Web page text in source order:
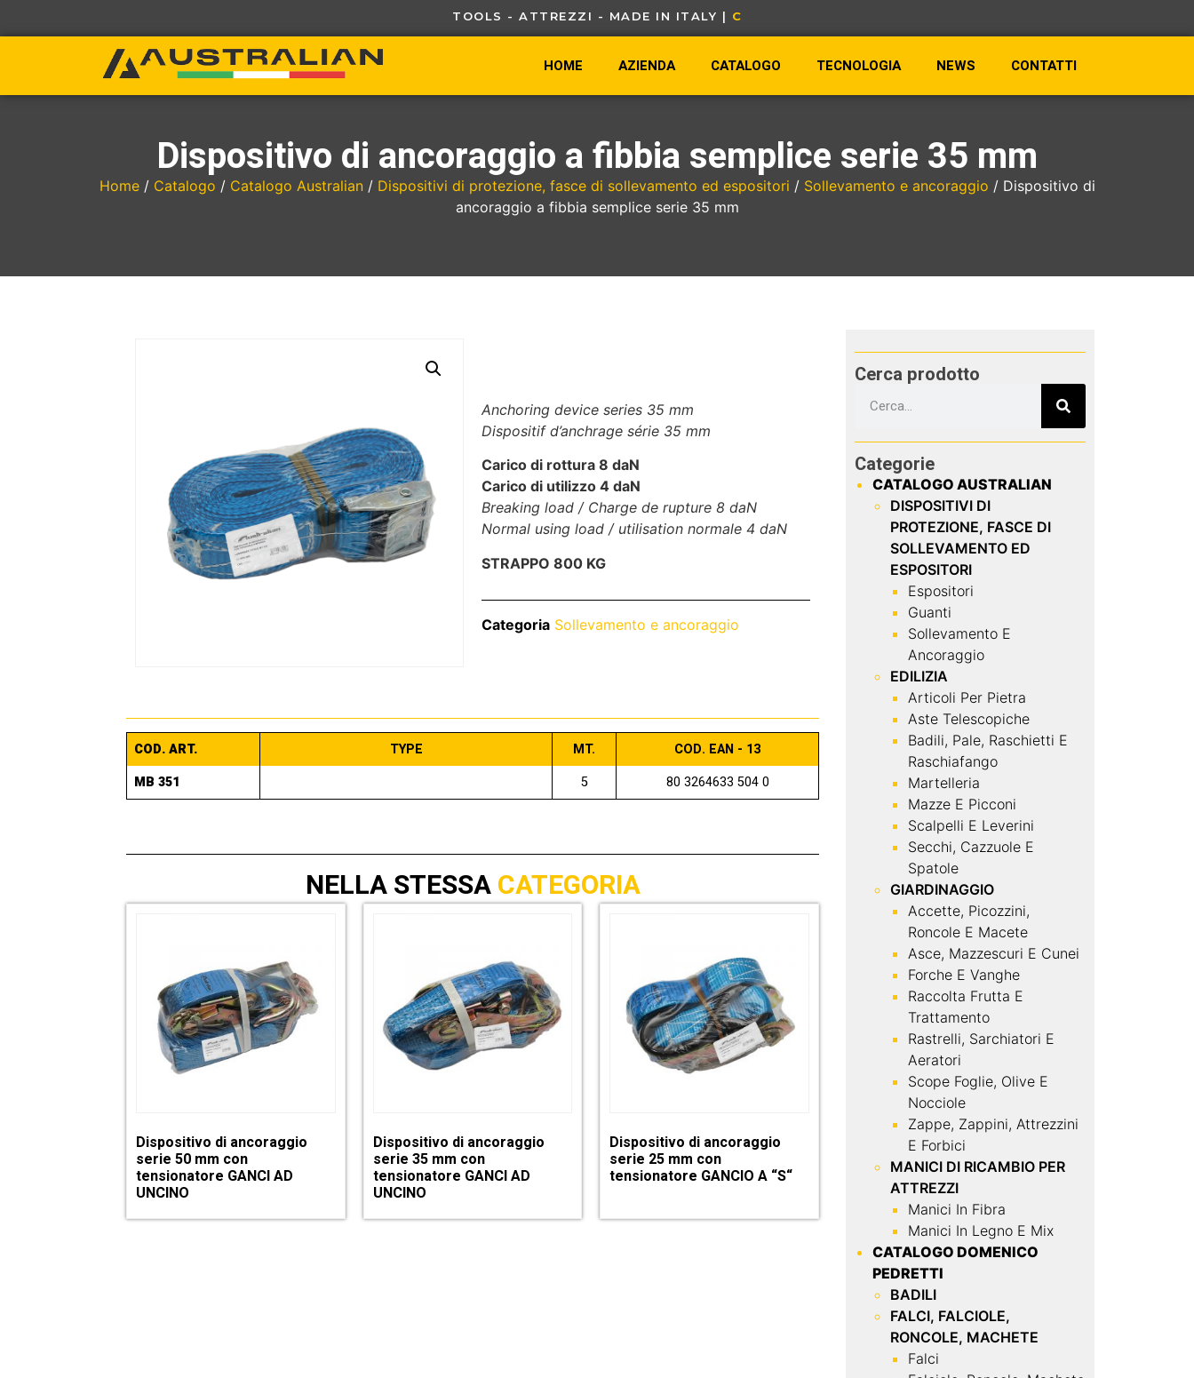
TOOLS - ATTREZZI - MADE IN ITALY |C A V
HOME AZIENDA CATALOGO TECNOLOGIA NEWS CONTATTI
Dispositivo di ancoraggio a fibbia semplice serie 35 mm
Home/ Catalogo / Catalogo Australian / Dispositivi di protezione, fasce di sollevamento ed espositori / Sollevamento e ancoraggio / Dispositivo di
ancoraggio a fibbia semplice serie 35 mm
Anchoring device series 35 mm
Dispositif d’anchrage série 35 mm
Carico di rottura 8 daN
Carico di utilizzo 4 daN
Breaking load / Charge de rupture 8 daN
Normal using load / utilisation normale 4 daN
STRAPPO 800 KG
Categoria Sollevamento e ancoraggio
COD. ART. TYPE MT.
COD. EAN - 13
MB 351
5 80 3264633 504 0
NELLA STESSACATEGORIA
Dispositivo di ancoraggio
serie 50 mm con
tensionatore GANCI AD
UNCINO
Dispositivo di ancoraggio
serie 35 mm con
tensionatore GANCI AD
UNCINO
Dispositivo di ancoraggio
serie 25 mm con
tensionatore GANCIO A “S“
Cerca prodotto
Categorie
CATALOGO AUSTRALIAN
DISPOSITIVI DI
PROTEZIONE, FASCE DI
SOLLEVAMENTO ED
ESPOSITORI
Espositori
Guanti
Sollevamento E
Ancoraggio
EDILIZIA
Articoli Per Pietra
Aste Telescopiche
Badili, Pale, Raschietti E
Raschiafango
Martelleria
Mazze E Picconi
Scalpelli E Leverini
Secchi, Cazzuole E
Spatole
GIARDINAGGIO
Accette, Picozzini,
Roncole E Macete
Asce, Mazzescuri E Cunei
Forche E Vanghe
Raccolta Frutta E
Trattamento
Rastrelli, Sarchiatori E
Aeratori
Scope Foglie, Olive E
Nocciole
Zappe, Zappini, Attrezzini
E Forbici
MANICI DI RICAMBIO PER
ATTREZZI
Manici In Fibra
Manici In Legno E Mix
CATALOGO DOMENICO
PEDRETTI
BADILI
FALCI, FALCIOLE,
RONCOLE, MACHETE
Falci